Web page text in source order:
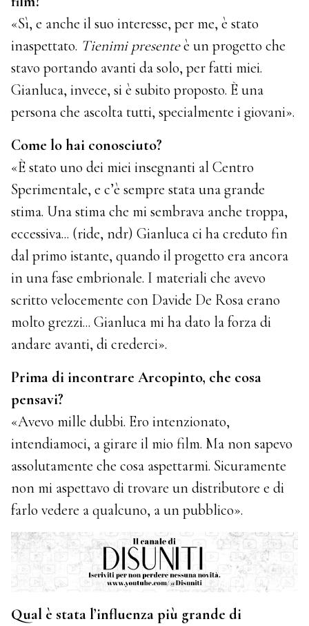
«Sì, e anche il suo interesse, per me, è stato
inaspettato. Tienimi presenteè un progetto che
stavo portando avanti da solo, per fatti miei.
Gianluca, invece, si è subito proposto. È una
persona che ascolta tutti, specialmente i giovani».
Come lo hai conosciuto?
«È stato uno dei miei insegnanti al Centro
Sperimentale, e c’è sempre stata una grande
stima. Una stima che mi sembrava anche troppa,
eccessiva... (ride, ndr) Gianluca ci ha creduto fin
dal primo istante, quando il progetto era ancora
in una fase embrionale. I materiali che avevo
scritto velocemente con Davide De Rosa erano
molto grezzi... Gianluca mi ha dato la forza di
andare avanti, di crederci».
Prima di incontrare Arcopinto, che cosa
pensavi?
«Avevo mille dubbi. Ero intenzionato,
intendiamoci, a girare il mio film. Ma non sapevo
assolutamente che cosa aspettarmi. Sicuramente
non mi aspettavo di trovare un distributore e di
farlo vedere a qualcuno, a un pubblico».
Qual è stata l’influenza più grande di